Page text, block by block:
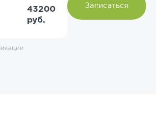
43200
руб.
Записаться